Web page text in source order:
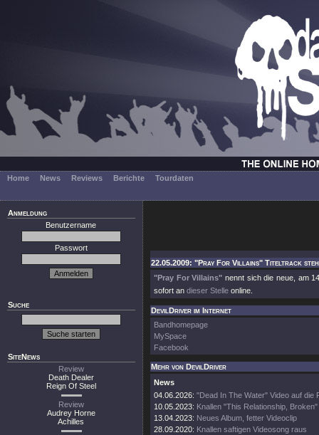
Home News Reviews Berichte Tourdaten
Anmeldung
Benutzername
Passwort
Suche
SiteNews
Review
Death Dealer
Reign Of Steel
Review
Audrey Horne
Achilles
22.05.2009: "Pray For Villains" Titeltrack
"Pray For Villains" nennt sich die neue, am
sofort an dieser Stelle online.
DevilDriver im Internet
Bandhomepage
MySpace
Facebook
Mehr von DevilDriver
News
04.06.2026: "Dead In The Water" Video auf die
10.05.2023: Knallen "This Relationship,
13.04.2023: Neues Album, fetter Videoclip
28.09.2020: Knallen saftigen Videosong raus